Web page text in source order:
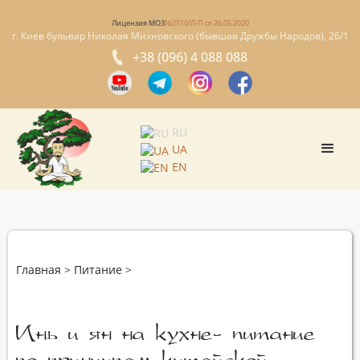
Лицензия МОЗ№2510/Л-П от 26.05.2020
г. Киев бульвар Николая Михновского (бывшая Дружбы Народов), 26/1
+38 (096) 4 088 088
RU
UA
EN
Главная > Питание >
Инь и ян на кухне- питание
по принципам китайской